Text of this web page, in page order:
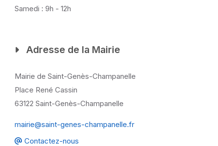
Samedi : 9h - 12h
Adresse de la Mairie
Mairie de Saint-Genès-Champanelle
Place René Cassin
63122 Saint-Genès-Champanelle
mairie@saint-genes-champanelle.fr
Contactez-nous